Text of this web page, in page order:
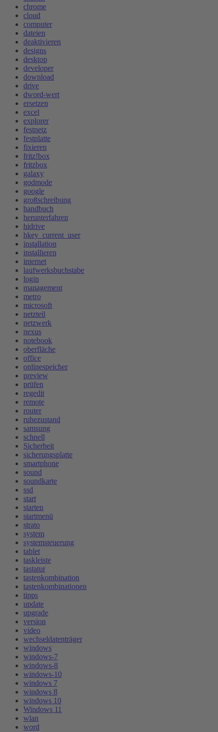
chrome
cloud
computer
dateien
deaktivieren
designs
desktop
developer
download
drive
dword-wert
ersetzen
excel
explorer
festnetz
festplatte
fixieren
fritz!box
fritzbox
galaxy
godmode
google
großschreibung
handbuch
herunterfahren
hidrive
hkey_current_user
installation
installieren
internet
laufwerksbuchstabe
login
management
metro
microsoft
netzteil
netzwerk
nexus
notebook
oberfläche
office
onlinespeicher
preview
prüfen
regedit
remote
router
ruhezustand
samsung
schnell
Sicherheit
sicherungsplatte
smartphone
sound
soundkarte
ssd
start
starten
startmenü
strato
system
systemsteuerung
tablet
taskleiste
tastatur
tastenkombination
tastenkombinationen
tipps
update
upgrade
version
video
wechseldatenträger
windows
windows-7
windows-8
windows-10
windows 7
windows 8
windows 10
Windows 11
wlan
word